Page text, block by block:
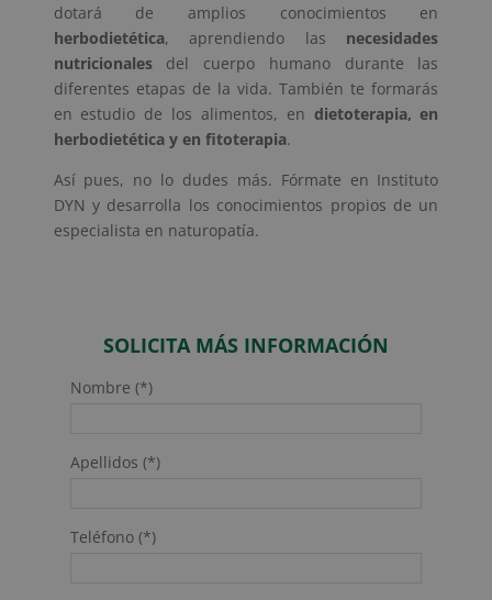
dotará de amplios conocimientos en
herbodietética, aprendiendo las necesidades
nutricionalesdel cuerpo humano durante las
diferentes etapas de la vida. También te formarás
en estudio de los alimentos, en dietoterapia, en
herbodietética y en fitoterapia.
Así pues, no lo dudes más. Fórmate en Instituto
DYN y desarrolla los conocimientos propios de un
especialista en naturopatía.
SOLICITA MÁS INFORMACIÓN
Nombre (*)
Apellidos (*)
Teléfono (*)